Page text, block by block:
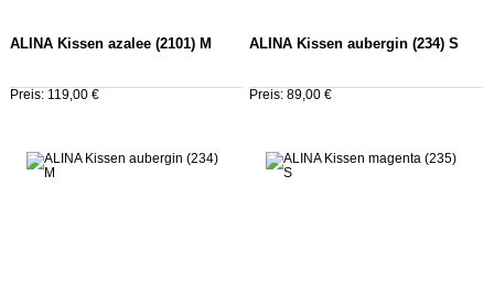
ALINA Kissen azalee (2101) M
Preis: 119,00 €
ALINA Kissen aubergin (234) S
Preis: 89,00 €